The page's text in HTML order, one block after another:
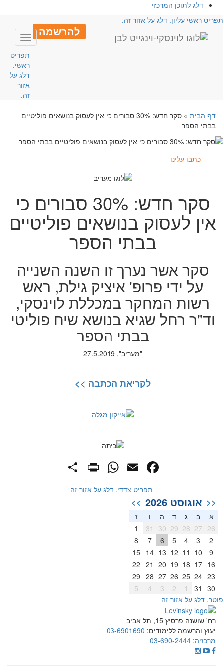
דלג לתוכן המרכזי
ראשי עליון. דלג על אזור זה.
להרשמה
Toggle
תפריט
ראשי.
דלג על
אזור
זה.
דף הבית»
סקר חדש: 30% סבורים כי אין לעסוק בנושאים פוליטיים
בבתי הספר
כתבו עלינו
סקר חדש: 30% סבורים כי
אין לעסוק בנושאים פוליטיים
בבתי הספר
סקר אשר נערך זו השנה השנייה
על ידי פרופ' איציק גילת, ראש
רשות המחקר במכללת לוינסקי,
וד"ר רחל שגיא בנושא שיח פוליטי
בבתי הספר
"מעריב", 27.5.2019
לקריאת הכתבה >>
Facebook
Email
WhatsApp
תפריט צדדי. דלג על אזור זה
<< אוגוסט 2026 >>
א ב ג ד ה
ז
26
27
28
29
30
31
2
3
4
5
6
7
8
9
10
11
12
13
14
15
16
17
18
19
20
21
22
23
24
25
26
27
28
29
30
31
2
3
4
5
דלג על אזור זה
רח' שושנה פרסיץ 15, תל אביב
יעוץ והרשמה ללימודים: 03-6901690
מרכזיה: 03-690-2444